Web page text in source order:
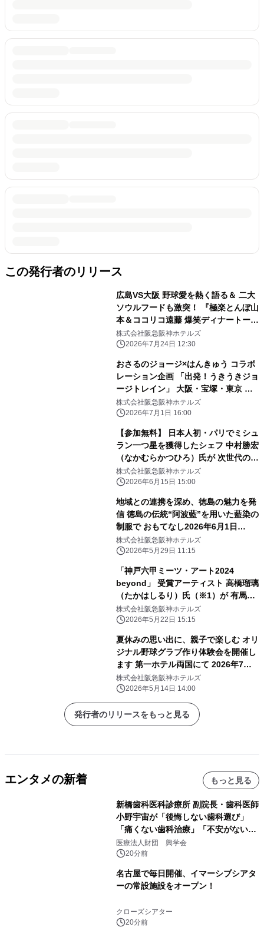
この発行者のリリース
広島VS大阪 野球愛を熱く語る＆ 二大
ソウルフードも激突！ 『極楽とんぼ山
本＆ココリコ遠藤 爆笑ディナートーク
ショー』開催 開催日：2026年9月22日
（火・祝）／ 7月25日（土）チケット
株式会社阪急阪神ホテルズ
2026年7月24日 12:30
おさるのジョージ×はんきゅう コラボ
レーション企画 「出発！うきうきジョ
ージトレイン」 大阪・宝塚・東京 新
橋のホテルで 「おさるのジョージ×阪
急電車」コラボフードを 販売します
株式会社阪急阪神ホテルズ
2026年7月1日 16:00
【参加無料】 日本人初・パリでミシュ
ラン一つ星を獲得したシェフ 中村勝宏
（なかむらかつひろ）氏が 次世代の料
理人へ伝える開業25周年記念講演会
「食品ロス削減 私たちの責務」を開催
株式会社阪急阪神ホテルズ
2026年6月15日 15:00
地域との連携を深め、徳島の魅力を発
信 徳島の伝統“阿波藍”を用いた藍染の
制服で おもてなし2026年6月1日
（月）から 夏季限定で着用開始
株式会社阪急阪神ホテルズ
2026年5月29日 11:15
「神戸六甲ミーツ・アート2024
beyond」 受賞アーティスト 高橋瑠璃
（たかはしるり）氏（※1）が 有馬温
泉の石で五右衛門風呂釜に石彫刻！
“浸かれる現代アート”が 「有馬温泉
株式会社阪急阪神ホテルズ
2026年5月22日 15:15
夏休みの思い出に、親子で楽しむ オリ
ジナル野球グラブ作り体験会を開催し
ます 第一ホテル両国にて 2026年7月
29日（水）
株式会社阪急阪神ホテルズ
2026年5月14日 14:00
発行者のリリースをもっと見る
エンタメの新着 もっと見る
新橋歯科医科診療所 副院長・歯科医師
小野宇宙が「後悔しない歯科選び」
「痛くない歯科治療」「不安がない治
療計画」をテーマに専門監修
医療法人財団 興学会
20分前
名古屋で毎日開催、イマーシブシアタ
ーの常設施設をオープン！
クローズシアター
20分前